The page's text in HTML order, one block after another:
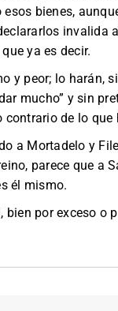
bienes,
invalida
ya es decir.
y peor; lo harán,
mucho” y sin
de lo que
a Mortadelo y
parece que a
él mismo.
por exceso o